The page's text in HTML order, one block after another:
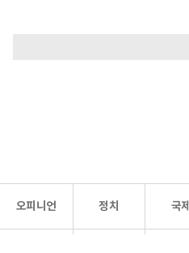
오피니언 정치 국제